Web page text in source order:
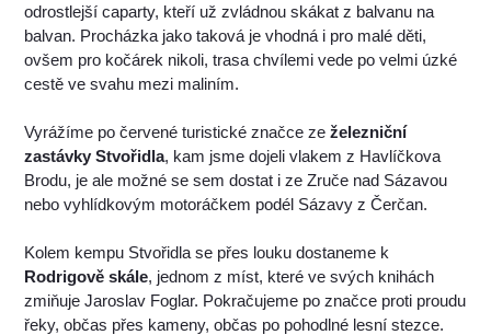
odrostlejší caparty, kteří už zvládnou skákat z balvanu na
balvan. Procházka jako taková je vhodná i pro malé děti,
ovšem pro kočárek nikoli, trasa chvílemi vede po velmi úzké
cestě ve svahu mezi maliním.
Vyrážíme po červené turistické značce zeželezniční
zastávky Stvořidla, kam jsme dojeli vlakem z Havlíčkova
Brodu, je ale možné se sem dostat i ze Zruče nad Sázavou
nebo vyhlídkovým motoráčkem podél Sázavy z Čerčan.
Kolem kempu Stvořidla se přes louku dostaneme k
Rodrigově skále, jednom z míst, které ve svých knihách
zmiňuje Jaroslav Foglar. Pokračujeme po značce proti proudu
řeky, občas přes kameny, občas po pohodlné lesní stezce.